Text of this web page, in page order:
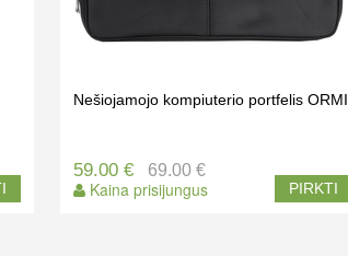
Nešiojamojo kompiuterio portfelis ORMI
59.00 €
Kaina prisijungus
69.00 €
PIRKTI